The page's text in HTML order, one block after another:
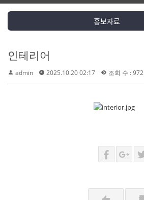
홍보자료
인테리어
admin 2025.10.20 02:17 조회 수 : 972